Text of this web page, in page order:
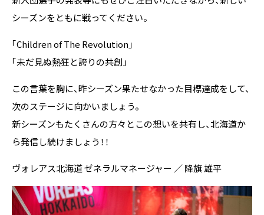
シーズンをともに戦ってください。
「Children of The Revolution」
「未だ見ぬ熱狂と誇りの共創」
この言葉を胸に、昨シーズン果たせなかった目標達成をして、
次のステージに向かいましょう。
新シーズンもたくさんの方々とこの想いを共有し、北海道か
ら発信し続けましょう！！
ヴォレアス北海道 ゼネラルマネージャー ／ 降旗 雄平